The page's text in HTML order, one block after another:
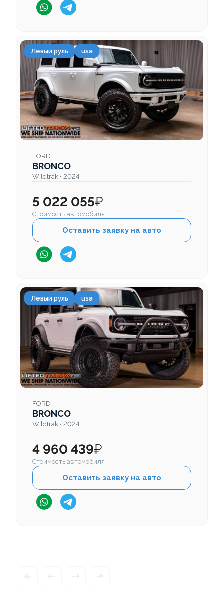
Левый руль usa
FORD
BRONCO
Wildtrak • 2024
5 022 055₽
Стоимость автомобиля
Оставить заявку на авто
Левый руль usa
FORD
BRONCO
Wildtrak • 2024
4 960 439₽
Стоимость автомобиля
Оставить заявку на авто